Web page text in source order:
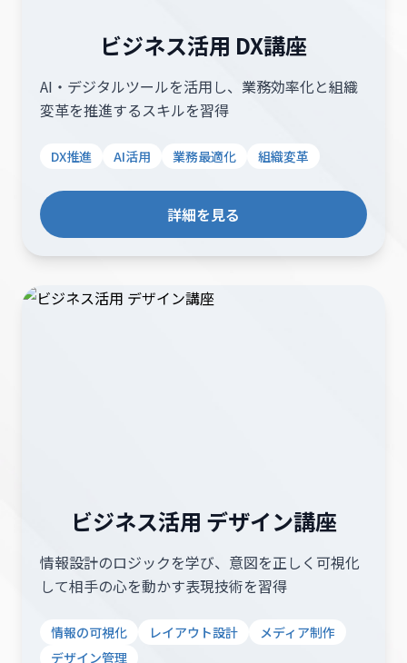
ビジネス活用 DX講座
AI・デジタルツールを活用し、業務効率化と組織
変革を推進するスキルを習得
DX推進 AI活用 業務最適化 組織変革
詳細を見る
ビジネス活用 デザイン講座
情報設計のロジックを学び、意図を正しく可視化
して相手の心を動かす表現技術を習得
情報の可視化 レイアウト設計
メディア制作
デザイン管理